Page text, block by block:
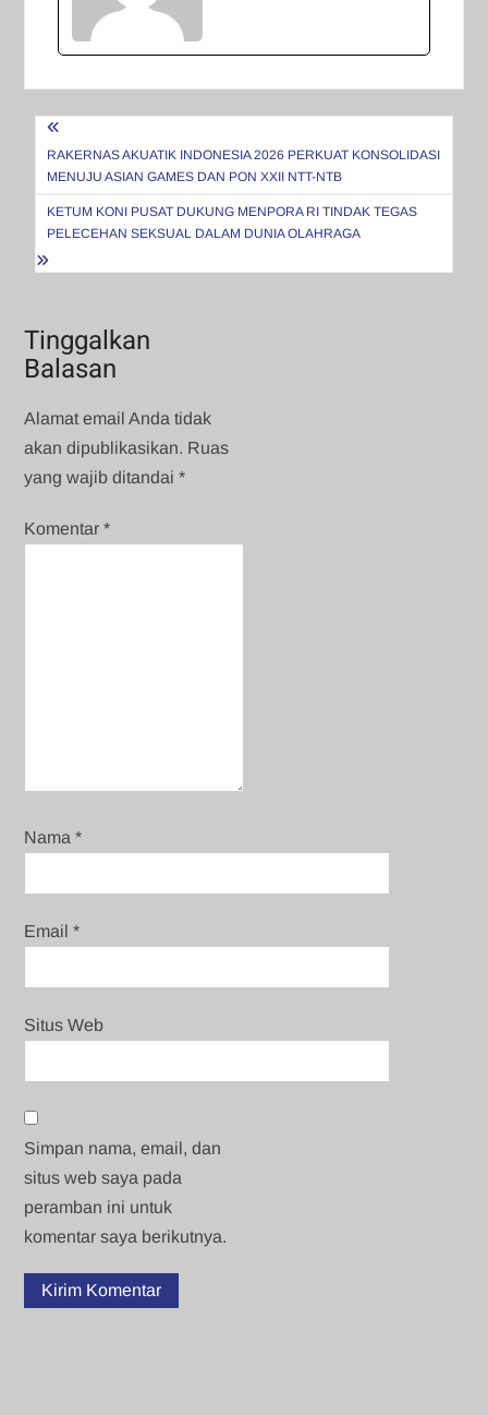
Navigasi
pos
RAKERNAS AKUATIK INDONESIA 2026 PERKUAT KONSOLIDASI
MENUJU ASIAN GAMES DAN PON XXII NTT-NTB
KETUM KONI PUSAT DUKUNG MENPORA RI TINDAK TEGAS
PELECEHAN SEKSUAL DALAM DUNIA OLAHRAGA
Tinggalkan
Balasan
Alamat email Anda tidak
akan dipublikasikan. Ruas
yang wajib ditandai*
Komentar*
Nama*
Email*
Situs Web
Simpan nama, email, dan
situs web saya pada
peramban ini untuk
komentar saya berikutnya.